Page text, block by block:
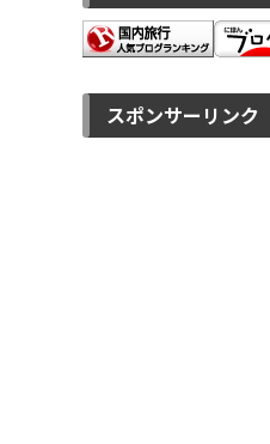
スポンサーリンク